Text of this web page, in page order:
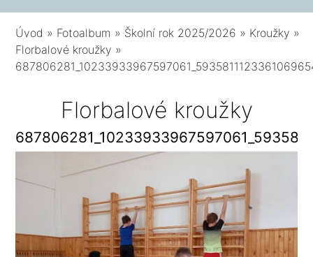
Úvod » Fotoalbum » Školní rok 2025/2026 » Kroužky »
Florbalové kroužky »
Florbalové kroužky